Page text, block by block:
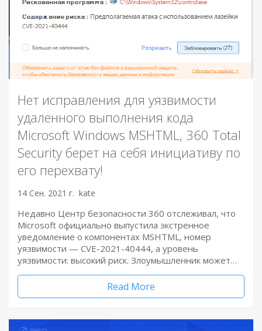
Нет исправления для уязвимости
удаленного выполнения кода
Microsoft Windows MSHTML, 360 Total
Security берет на себя инициативу по
его перехвату!
14 Сен. 2021 г. kate
Недавно Центр безопасности 360 отслеживал, что
Microsoft официально выпустила экстренное
уведомление о компонентах MSHTML, номер
уязвимости — CVE-2021-40444, а уровень
уязвимости: высокий риск. Злоумышленник может…
Read More